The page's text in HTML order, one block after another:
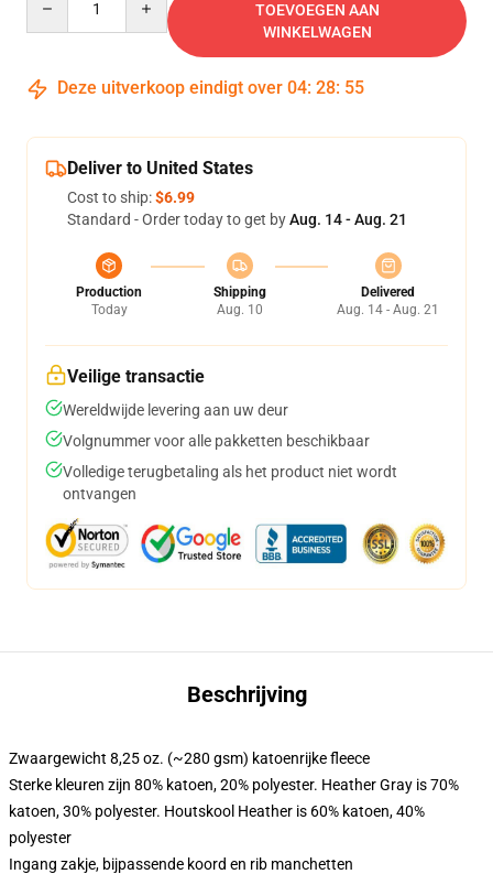
TOEVOEGEN AAN
WINKELWAGEN
Deze uitverkoop eindigt over 04: 28: 54
Deliver to United States
Cost to ship:$6.99
Standard - Order today to get byAug. 14 - Aug. 21
Production
Today
Shipping
Aug. 10
Delivered
Aug. 14 - Aug. 21
Veilige transactie
Wereldwijde levering aan uw deur
Volgnummer voor alle pakketten beschikbaar
Volledige terugbetaling als het product niet wordt
ontvangen
Beschrijving
Zwaargewicht 8,25 oz. (~280 gsm) katoenrijke fleece
Sterke kleuren zijn 80% katoen, 20% polyester. Heather Gray is 70%
katoen, 30% polyester. Houtskool Heather is 60% katoen, 40%
polyester
Ingang zakje, bijpassende koord en rib manchetten